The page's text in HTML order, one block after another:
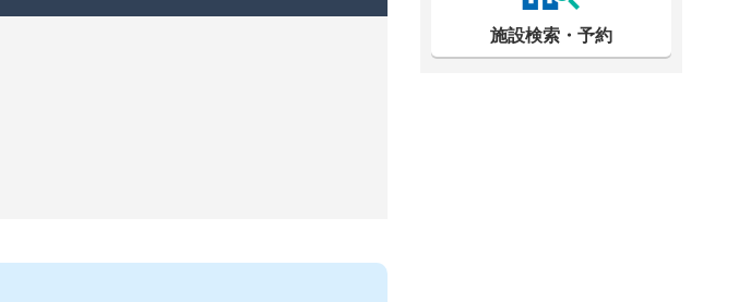
施設検索・予約